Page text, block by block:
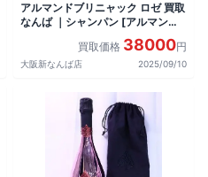
アルマンドブリニャック ロゼ 買取
なんば ｜シャンパン [アルマンド
ブリニャック ロゼ]をお酒
買取価格 38000円
大阪新なんば店 2025/09/10